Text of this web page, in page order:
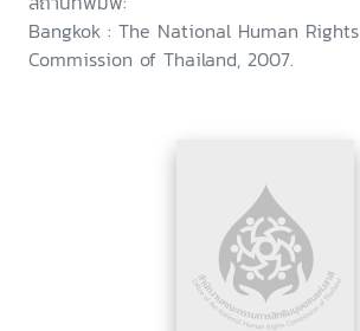
the Thai government policy :
November 2005 - April 2007
Bangkok : The National Human Rights
Commission of Thailand, 2007.